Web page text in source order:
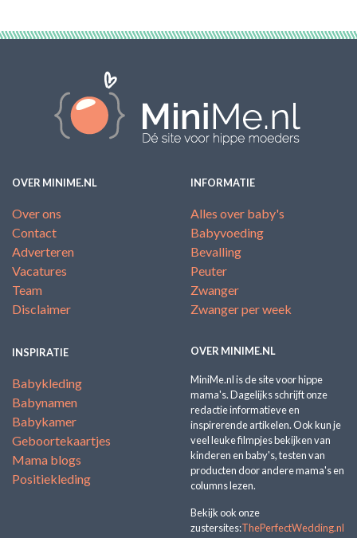
OVER MINIME.NL
Over ons
Contact
Adverteren
Vacatures
Team
Disclaimer
INFORMATIE
Alles over baby's
Babyvoeding
Bevalling
Peuter
Zwanger
Zwanger per week
INSPIRATIE
Babykleding
Babynamen
Babykamer
Geboortekaartjes
Mama blogs
Positiekleding
OVER MINIME.NL
MiniMe.nl is de site voor hippe
mama's. Dagelijks schrijft onze
redactie informatieve en
inspirerende artikelen. Ook kun je
veel leuke filmpjes bekijken van
kinderen en baby's, testen van
producten door andere mama's en
columns lezen.
Bekijk ook onze
zustersites:ThePerfectWedding.nl